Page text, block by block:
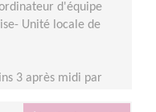
d'équipe
Unité locale de
3 après midi par